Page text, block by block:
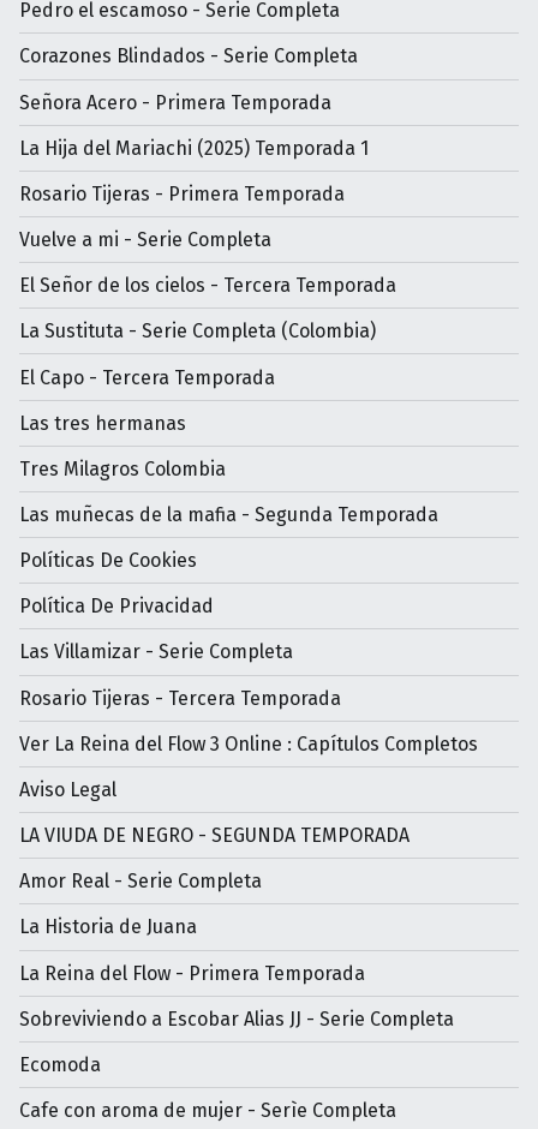
Pedro el escamoso - Serie Completa
Corazones Blindados - Serie Completa
Señora Acero - Primera Temporada
La Hija del Mariachi (2025) Temporada 1
Rosario Tijeras - Primera Temporada
Vuelve a mi - Serie Completa
El Señor de los cielos - Tercera Temporada
La Sustituta - Serie Completa (Colombia)
El Capo - Tercera Temporada
Las tres hermanas
Tres Milagros Colombia
Las muñecas de la mafia - Segunda Temporada
Políticas De Cookies
Política De Privacidad
Las Villamizar - Serie Completa
Rosario Tijeras - Tercera Temporada
Ver La Reina del Flow 3 Online : Capítulos Completos
Aviso Legal
LA VIUDA DE NEGRO - SEGUNDA TEMPORADA
Amor Real - Serie Completa
La Historia de Juana
La Reina del Flow - Primera Temporada
Sobreviviendo a Escobar Alias JJ - Serie Completa
Ecomoda
Cafe con aroma de mujer - Serìe Completa